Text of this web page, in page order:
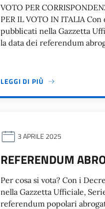
VOTO PER
PER IL VOTO IN ITALIA
pubblicati nella Gazzetta
la data dei referendum
LEGGI DI PIÙ
3 APRILE 2025
REFERENDUM
Per cosa si vota? Con i
nella Gazzetta Ufficiale,
referendum popolari